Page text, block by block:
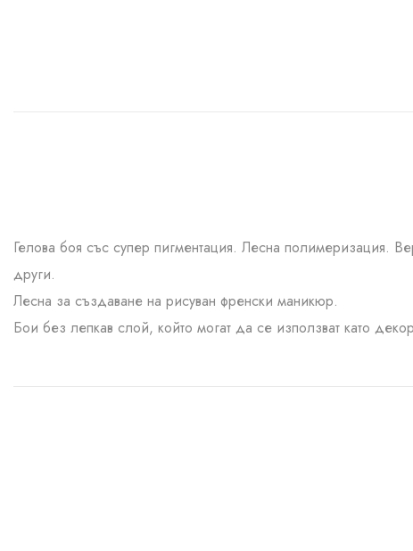
Гелова боя със супер пигментация. Лесна полимеризация.
други.
Лесна за създаване на рисуван френски маникюр.
Бои без лепкав слой, който могат да се използват като